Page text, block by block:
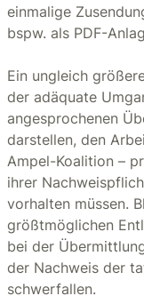
einmalige
bspw. als PDF-
Ein ungleich
der adäquate
angesprochenen
darstellen, den
Ampel-Koalition –
ihrer
vorhalten müssen.
größtmöglichen
bei der
der Nachweis der
schwerfallen.